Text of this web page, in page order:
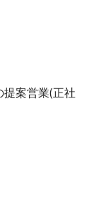
案営業(正社